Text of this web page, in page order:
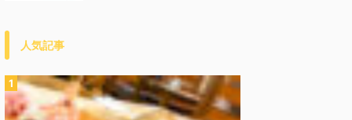
人気記事